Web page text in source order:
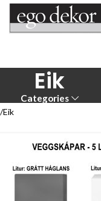
Eik
Categories
Eik